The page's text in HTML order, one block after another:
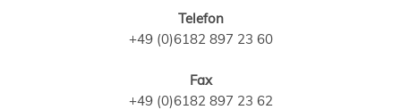
Telefon
+49 (0)6182 897 23 60
Fax
+49 (0)6182 897 23 62